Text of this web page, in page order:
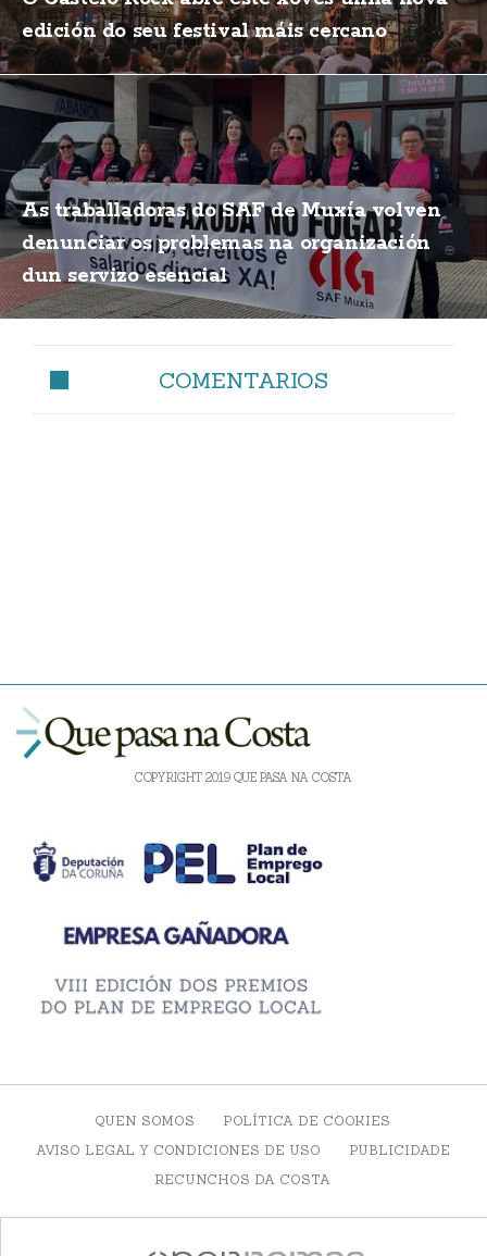
edición do seu festival máis cercano
As traballadoras do SAF de Muxía volven
denunciar os problemas na organización
dun servizo esencial
COMENTARIOS
COPYRIGHT 2019 QUE PASA NA COSTA
QUEN SOMOS
POLÍTICA DE COOKIES
AVISO LEGAL Y CONDICIONES DE USO
PUBLICIDADE
RECUNCHOS DA COSTA